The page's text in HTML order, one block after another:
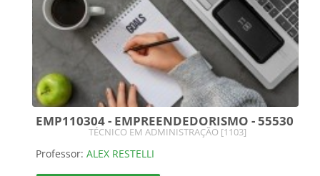
EMP110304 - EMPREENDEDORISMO - 55530
Categoria do curso
TÉCNICO EM ADMINISTRAÇÃO [1103]
Professor: ALEX RESTELLI